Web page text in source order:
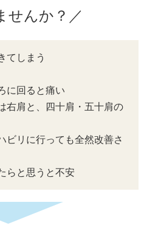
せんか？／
てしまう
に回ると痛い
右肩と、四十肩・五十肩の
ビリに行っても全然改善さ
らと思うと不安